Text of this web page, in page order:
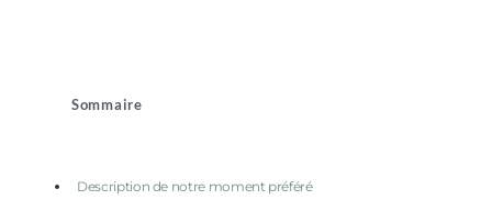
Sommaire
Description de notre moment préféré